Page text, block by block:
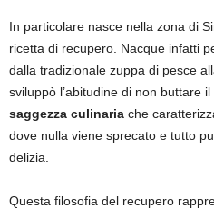
In particolare nasce nella zona di
ricetta di recupero. Nacque infatti
dalla tradizionale zuppa di pesce
sviluppò l’abitudine di non buttare
saggezza culinaria che
dove nulla viene sprecato e tutto
delizia.
Questa filosofia del recupero